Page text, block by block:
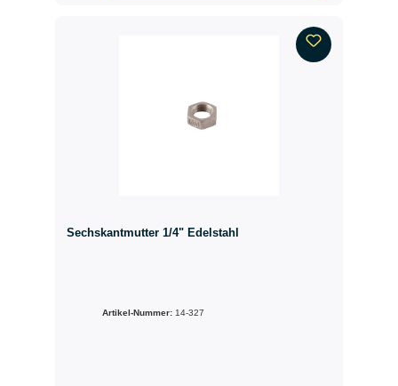
Sechskantmutter 1/4" Edelstahl
Artikel-Nummer: 14-327